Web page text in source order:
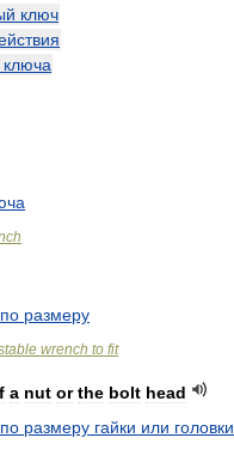
ключ
ключа
по размеру
wrench to fit
a nut or the bolt head
по размеру гайки или головки